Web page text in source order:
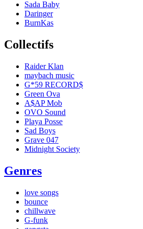
Sada Baby
Daringer
BurnKas
Collectifs
Raider Klan
maybach music
G*59 RECORD$
Green Ova
A$AP Mob
OVO Sound
Playa Posse
Sad Boys
Grave 047
Midnight Society
Genres
love songs
bounce
chillwave
G-funk